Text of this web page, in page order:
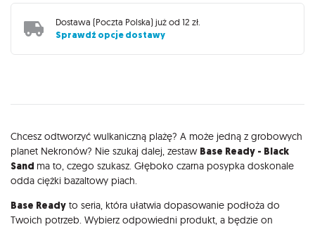
Dostawa (Poczta Polska) już od 12 zł.
Sprawdź opcje dostawy
Opis
Chcesz odtworzyć wulkaniczną plażę? A może jedną z grobowych
planet Nekronów? Nie szukaj dalej, zestaw Base Ready - Black
Sand ma to, czego szukasz. Głęboko czarna posypka doskonale
odda ciężki bazaltowy piach.
Base Ready to seria, która ułatwia dopasowanie podłoża do
Twoich potrzeb. Wybierz odpowiedni produkt, a będzie on